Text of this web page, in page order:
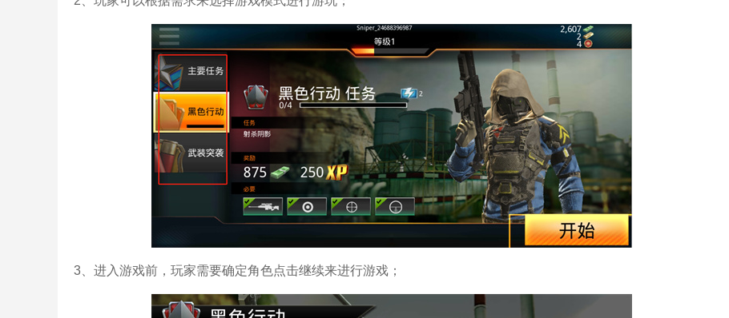
3、进入游戏前，玩家需要确定角色点击继续来进行游戏；